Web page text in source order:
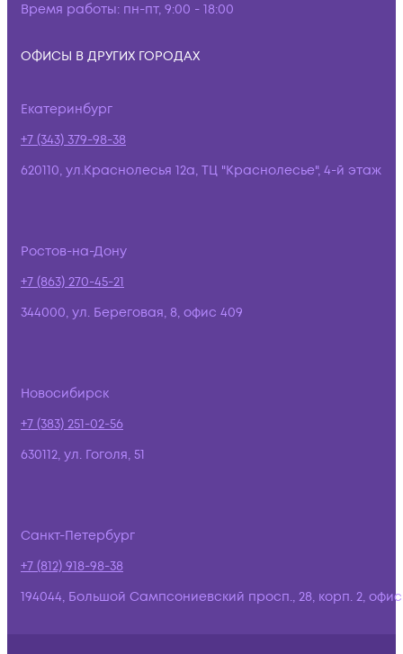
Время работы: пн-пт, 9:00 - 18:00
ОФИСЫ В ДРУГИХ ГОРОДАХ
Екатеринбург
+7 (343) 379-98-38
620110, ул.Краснолесья 12а, ТЦ "Краснолесье", 4-й этаж
Ростов-на-Дону
+7 (863) 270-45-21
344000, ул. Береговая, 8, офис 409
Новосибирск
+7 (383) 251-02-56
630112, ул. Гоголя, 51
Санкт-Петербург
+7 (812) 918-98-38
194044, Большой Сампсониевский просп., 28, корп. 2,